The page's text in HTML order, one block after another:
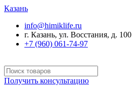
Казань
info@himiklife.ru
г. Казань, ул. Восстания, д. 100
+7 (960) 061-74-97
Получить консультацию